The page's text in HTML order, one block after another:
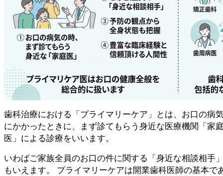
歯科治療における「プライマリーケア」とは、お口の病
にかかったときに、まず診てもらう身近な医療機関「家
医」による診療をいいます。
いわばご家族全員のお口の件に関する「身近な相談相手
もいえます。 プライマリーケアは開業歯科医師の基本で